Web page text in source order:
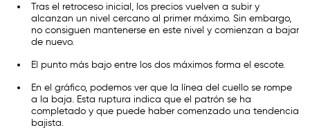
Tras el retroceso inicial, los precios vuelven a subir y
alcanzan un nivel cercano al primer máximo. Sin embargo,
no consiguen mantenerse en este nivel y comienzan a bajar
de nuevo.
El punto más bajo entre los dos máximos forma el escote.
En el gráfico, podemos ver que la línea del cuello se rompe
a la baja. Esta ruptura indica que el patrón se ha
completado y que puede haber comenzado una tendencia
bajista.